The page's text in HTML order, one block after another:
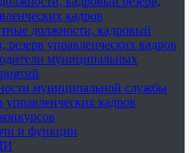
кадров
должности, кадровый
резерв управленческих кадров
муниципальных
муниципальной службы
управленческих кадров
и функции